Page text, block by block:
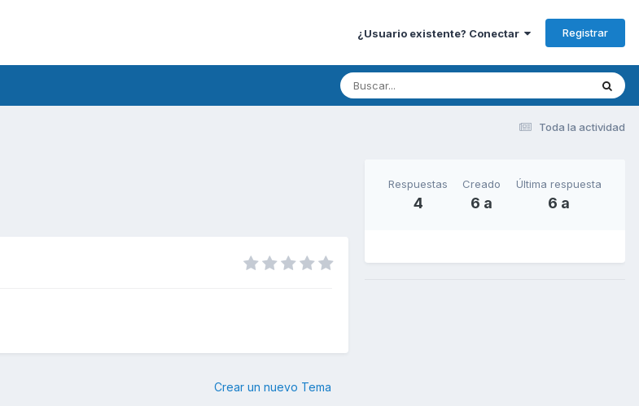
¿Usuario existente? Conectar Registrar
Toda la actividad
Crear un nuevo Tema
Respuestas
4
Creado
6 a
Última respuesta
6 a